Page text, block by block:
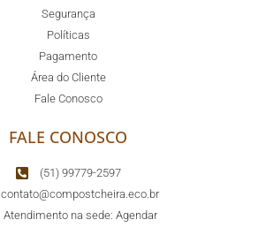
Segurança
Políticas
Pagamento
Área do Cliente
Fale Conosco
FALE CONOSCO
(51) 99779-2597
contato@compostcheira.eco.br
Atendimento na sede: Agendar